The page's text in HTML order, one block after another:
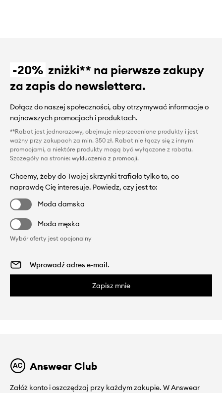
-20% zniżki** na pierwsze zakupy
za zapis do newslettera.
Dołącz do naszej społeczności, aby otrzymywać informacje o
najnowszych promocjach i produktach.
**Rabat jest jednorazowy, obejmuje nieprzecenione produkty i jest
ważny przy zakupach za min. 350 zł. Rabat nie łączy się z innymi
promocjami, a niektóre produkty mogą być wyłączone z rabatu.
Szczegóły na stronie: wykluczenia z promocji.
Chcemy, żeby do Twojej skrzynki trafiało tylko to, co
naprawdę Cię interesuje. Powiedz, czy jest to:
Moda damska
Moda męska
Wybór oferty jest opcjonalny
Zapisz mnie
Answear Club
Załóż konto i oszczędzaj przy każdym zakupie. W Answear